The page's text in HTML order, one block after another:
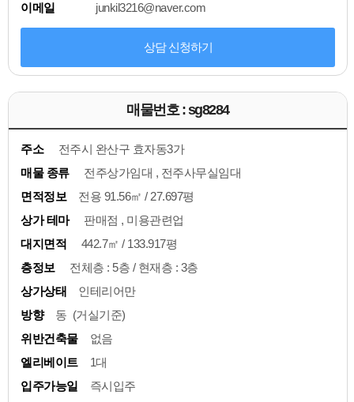
이메일
junkil3216@naver.com
상담 신청하기
매물번호 : sg8284
주소
전주시 완산구 효자동3가
매물 종류
전주상가임대 , 전주사무실임대
면적정보
전용 91.56㎡ / 27.697평
상가 테마
판매점 , 미용관련업
대지면적
442.7㎡ / 133.917평
층정보
전체층 : 5층 / 현재층 : 3층
상가상태
인테리어만
방향
동 (거실기준)
위반건축물
없음
엘리베이트
1대
입주가능일
즉시입주